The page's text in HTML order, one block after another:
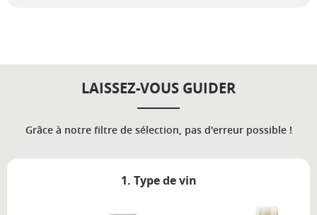
LAISSEZ-VOUS GUIDER
Grâce à notre filtre de sélection, pas d'erreur possible !
1. Type de vin